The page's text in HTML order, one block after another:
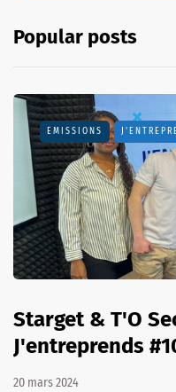
Popular posts
EMISSIONS
Starget & T'O
J'entreprends
20 mars 2024